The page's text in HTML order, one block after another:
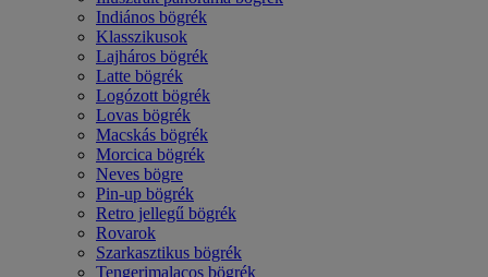
Indiános bögrék
Klasszikusok
Lajháros bögrék
Latte bögrék
Logózott bögrék
Lovas bögrék
Macskás bögrék
Morcica bögrék
Neves bögre
Pin-up bögrék
Retro jellegű bögrék
Rovarok
Szarkasztikus bögrék
Tengerimalacos bögrék